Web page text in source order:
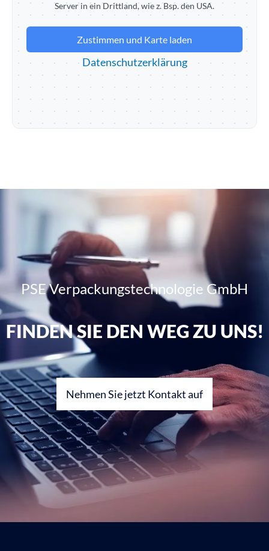
Server in ein Drittland, wie z. Bsp. den USA.
Zustimmen und Karte laden
Datenschutzerklärung
PSE Verpackungstechnologie GmbH
FINDEN SIE DEN WEG ZU UNS!
Nehmen Sie jetzt Kontakt auf